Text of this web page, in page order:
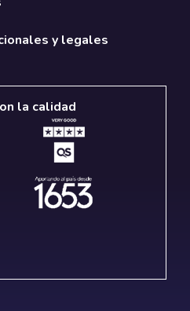
y legales
la calidad